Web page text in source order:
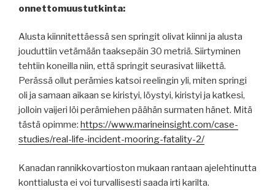
onnettomuustutkinta:
Alusta kiinnitettäessä sen springit olivat kiinni ja alusta
jouduttiin vetämään taaksepäin 30 metriä. Siirtyminen
tehtiin koneilla niin, että springit seurasivat liikettä.
Perässä ollut perämies katsoi reelingin yli, miten springi
oli ja samaan aikaan se kiristyi, löystyi, kiristyi ja katkesi,
jolloin vaijeri löi perämiehen päähän surmaten hänet. Mitä
tästä opimme: https://www.marineinsight.com/case-
studies/real-life-incident-mooring-fatality-2/
Kanadan rannikkovartioston mukaan rantaan ajelehtinutta
konttialusta ei voi turvallisesti saada irti karilta.